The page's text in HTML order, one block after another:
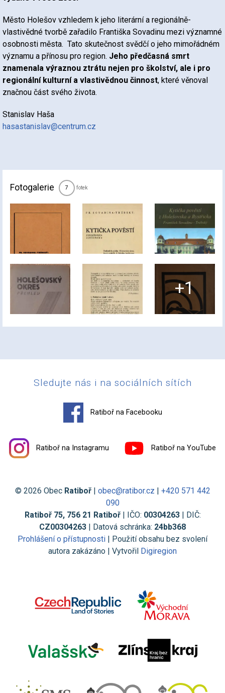
Město Holešov vzhledem k jeho literární a regionálně-
vlastivědné tvorbě zařadilo Františka Sovadinu mezi významné
osobnosti města. Tato skutečnost svědčí o jeho mimořádném
významu a přínosu pro region. Jeho předčasná smrt
znamenala výraznou ztrátu nejen pro školství, ale i pro
regionální kulturní a vlastivědnou činnost, které věnoval
značnou část svého života.
Stanislav Haša
hasastanislav@centrum.cz
Fotogalerie 7 fotek
+1
Sledujte nás i na sociálních sítích
Ratiboř na Facebooku
Ratiboř na Instagramu Ratiboř na YouTube
© 2026 Obec Ratiboř| obec@ratibor.cz
+420 571 442
090
Ratiboř 75, 756 21 Ratiboř| IČO: 00304263| DIČ:
CZ00304263 | Datová schránka: 24bb368
Prohlášení o přístupnosti | Použití obsahu bez svolení
autora zakázáno | Vytvořil Digiregion